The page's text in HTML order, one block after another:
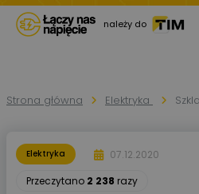
należy do
Strona główna Elektryka
Elektryka
07.12.2020
Przeczytano 2 238 razy